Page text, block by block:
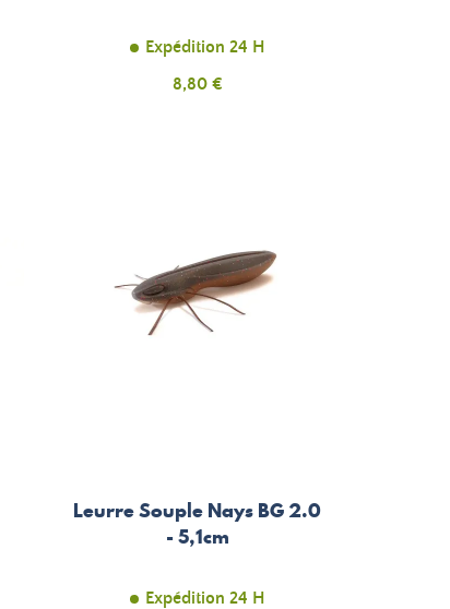
Expédition 24 H
Prix
8,80 €
Leurre Souple Nays BG 2.0
- 5,1cm
Expédition 24 H